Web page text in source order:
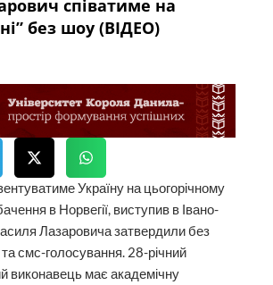
співатиме на
без шоу (ВІДЕО)
Україну на цьогорічному
в Норвегії, виступив в Івано-
Лазаровича затвердили без
смс-голосування. 28-річний
виконавець має академічну